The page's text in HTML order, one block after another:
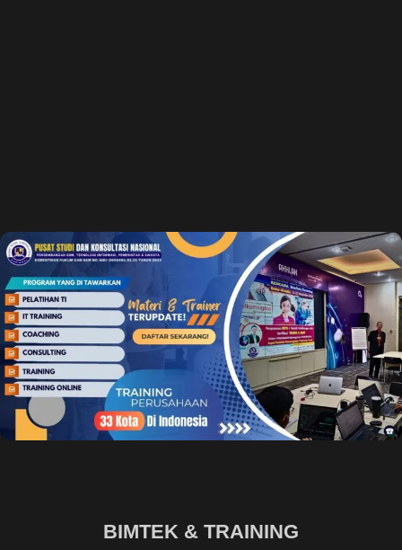
BIMTEK & TRAINING